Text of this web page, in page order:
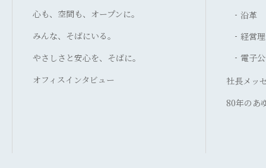
心も、空間も、オープンに。
みんな、そばにいる。
やさしさと安心を、そばに。
オフィスインタビュー
沿革
経営
電子
社長メッ
80年のあ